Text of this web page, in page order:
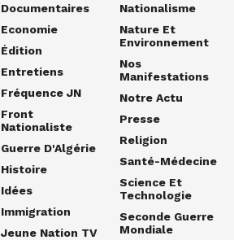
Documentaires
Economie
Édition
Entretiens
Fréquence JN
Front
Nationaliste
Guerre D'Algérie
Histoire
Idées
Immigration
Jeune Nation TV
Nationalisme
Nature Et
Environnement
Nos
Manifestations
Notre Actu
Presse
Religion
Santé-Médecine
Science Et
Technologie
Seconde Guerre
Mondiale